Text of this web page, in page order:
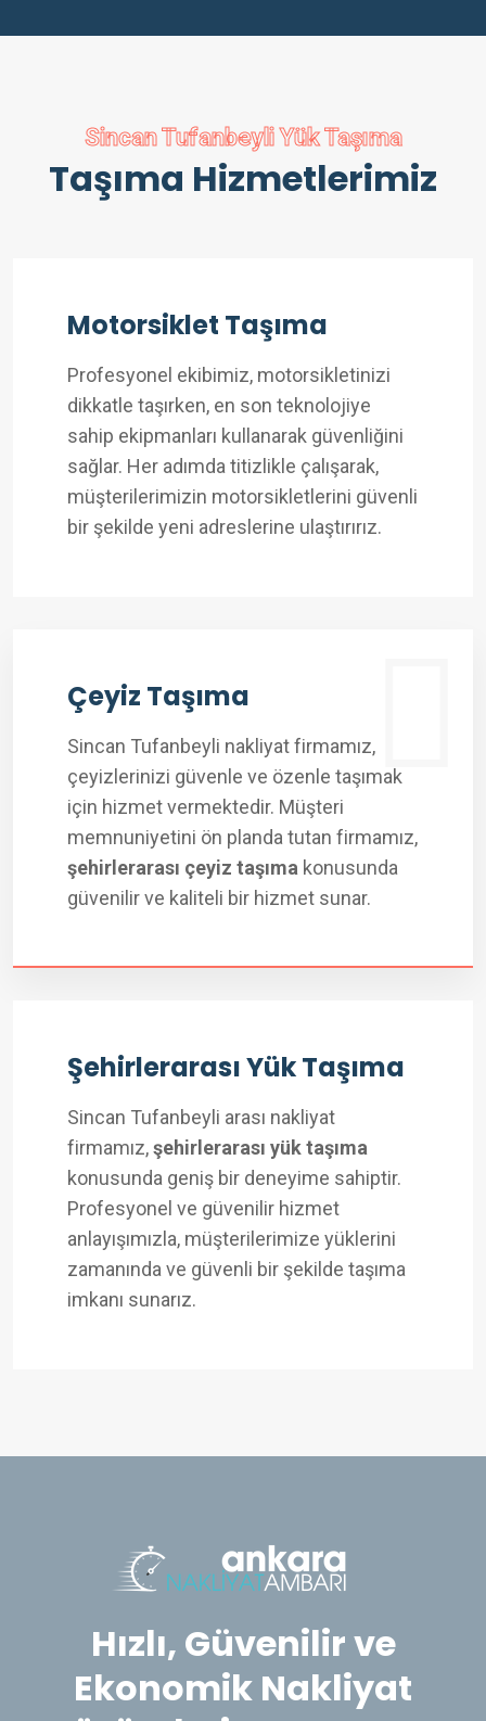
Sincan Tufanbeyli Yük Taşıma
Taşıma Hizmetlerimiz
Motorsiklet Taşıma
Profesyonel ekibimiz, motorsikletinizi
dikkatle taşırken, en son teknolojiye
sahip ekipmanları kullanarak güvenliğini
sağlar. Her adımda titizlikle çalışarak,
müşterilerimizin motorsikletlerini güvenli
bir şekilde yeni adreslerine ulaştırırız.
Çeyiz Taşıma
Sincan Tufanbeyli nakliyat firmamız,
çeyizlerinizi güvenle ve özenle taşımak
için hizmet vermektedir. Müşteri
memnuniyetini ön planda tutan firmamız,
şehirlerarası çeyiz taşıma konusunda
güvenilir ve kaliteli bir hizmet sunar.
Şehirlerarası Yük Taşıma
Sincan Tufanbeyli arası nakliyat
firmamız,şehirlerarası yük taşıma
konusunda geniş bir deneyime sahiptir.
Profesyonel ve güvenilir hizmet
anlayışımızla, müşterilerimize yüklerini
zamanında ve güvenli bir şekilde taşıma
imkanı sunarız.
Hızlı, Güvenilir ve
Ekonomik Nakliyat